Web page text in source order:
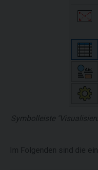
Symbolleiste
Im Folgenden sind die